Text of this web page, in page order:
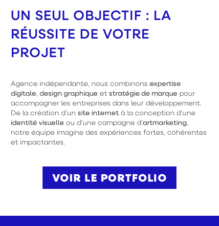
UN SEUL OBJECTIF : LA
RÉUSSITE DE VOTRE
PROJET
Agence indépendante, nous combinonsexpertise
digitale,design graphique etstratégie de marque pour
accompagner les entreprises dans leur développement.
De la création d’unsite internet à la conception d’une
identité visuelle ou d’une campagne d’artmarketing,
notre équipe imagine des expériences fortes, cohérentes
et impactantes.
VOIR LE PORTFOLIO